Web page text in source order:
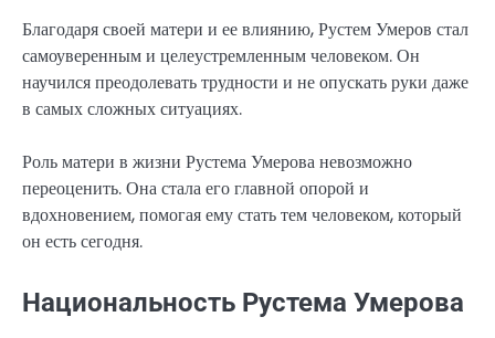
Благодаря своей матери и ее влиянию, Рустем Умеров стал
самоуверенным и целеустремленным человеком. Он
научился преодолевать трудности и не опускать руки даже
в самых сложных ситуациях.
Роль матери в жизни Рустема Умерова невозможно
переоценить. Она стала его главной опорой и
вдохновением, помогая ему стать тем человеком, который
он есть сегодня.
Национальность Рустема Умерова